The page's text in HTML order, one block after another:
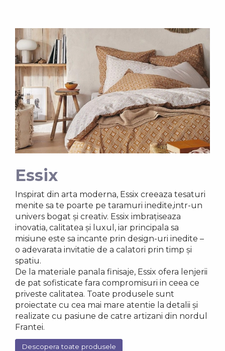
Essix
Inspirat din arta moderna, Essix creeaza tesaturi
menite sa te poarte pe taramuri inedite,intr-un
univers bogat și creativ. Essix imbrațiseaza
inovatia, calitatea și luxul, iar principala sa
misiune este sa incante prin design-uri inedite –
o adevarata invitatie de a calatori prin timp și
spatiu.
De la materiale panala finisaje, Essix ofera lenjerii
de pat sofisticate fara compromisuri in ceea ce
priveste calitatea. Toate produsele sunt
proiectate cu cea mai mare atentie la detalii și
realizate cu pasiune de catre artizani din nordul
Frantei.
Descopera toate produsele